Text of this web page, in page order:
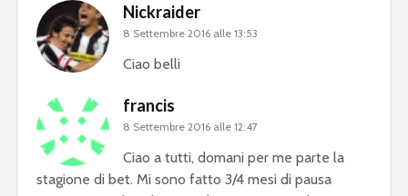
Nickraider
8 Settembre 2016 alle 13:53
Ciao belli
francis
8 Settembre 2016 alle 12:47
Ciao a tutti, domani per me parte la
stagione di bet. Mi sono fatto 3/4 mesi di pausa